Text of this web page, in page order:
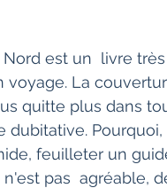
La
quitte plus dans
dubitative.
feuilleter un
pas  agréable,